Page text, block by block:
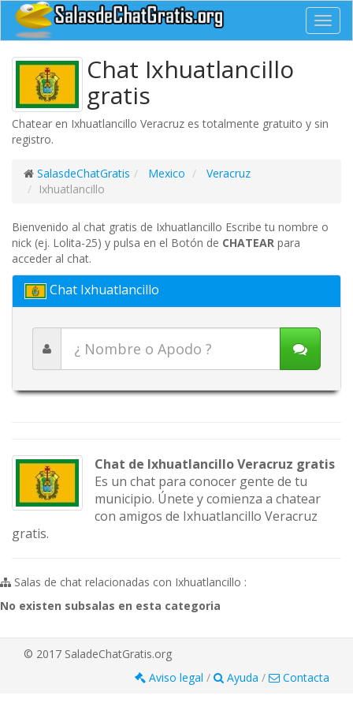
Chat Ixhuatlancillo
gratis
Chatear en Ixhuatlancillo Veracruz es totalmente gratuito y sin
registro.
SalasdeChatGratis Mexico
Veracruz
Ixhuatlancillo
Bienvenido al chat gratis de Ixhuatlancillo Escribe tu nombre o
nick (ej. Lolita-25) y pulsa en el Botón de CHATEAR para
acceder al chat.
Chat Ixhuatlancillo
Chat de Ixhuatlancillo Veracruz gratis
Es un chat para conocer gente de tu
municipio. Únete y comienza a chatear
con amigos de Ixhuatlancillo Veracruz
gratis.
Salas de chat relacionadas con Ixhuatlancillo :
No existen subsalas en esta categoria
© 2017 SaladeChatGratis.org
Aviso legal / Ayuda / Contacta